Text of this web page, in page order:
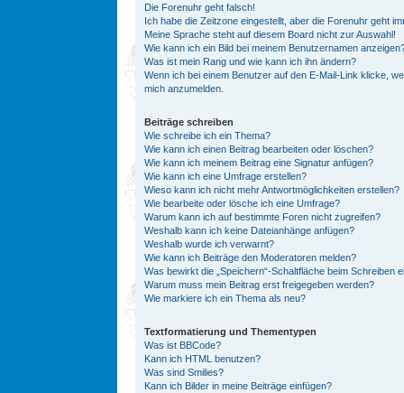
Die Forenuhr geht falsch!
Ich habe die Zeitzone eingestellt, aber die Forenuhr geht
Meine Sprache steht auf diesem Board nicht zur Auswahl!
Wie kann ich ein Bild bei meinem Benutzernamen
Was ist mein Rang und wie kann ich ihn ändern?
Wenn ich bei einem Benutzer auf den E-Mail-Link klicke,
mich anzumelden.
Beiträge schreiben
Wie schreibe ich ein Thema?
Wie kann ich einen Beitrag bearbeiten oder löschen?
Wie kann ich meinem Beitrag eine Signatur anfügen?
Wie kann ich eine Umfrage erstellen?
Wieso kann ich nicht mehr Antwortmöglichkeiten erstellen?
Wie bearbeite oder lösche ich eine Umfrage?
Warum kann ich auf bestimmte Foren nicht zugreifen?
Weshalb kann ich keine Dateianhänge anfügen?
Weshalb wurde ich verwarnt?
Wie kann ich Beiträge den Moderatoren melden?
Was bewirkt die „Speichern“-Schaltfläche beim Schreiben
Warum muss mein Beitrag erst freigegeben werden?
Wie markiere ich ein Thema als neu?
Textformatierung und Thementypen
Was ist BBCode?
Kann ich HTML benutzen?
Was sind Smilies?
Kann ich Bilder in meine Beiträge einfügen?